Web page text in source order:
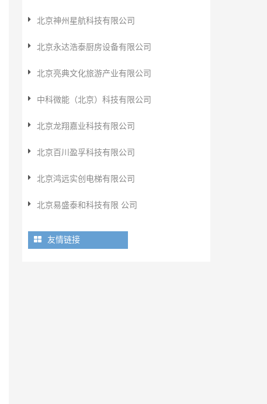
北京神州星航科技有限公司
北京永达浩泰厨房设备有限公司
北京亮典文化旅游产业有限公司
中科微能（北京）科技有限公司
北京龙翔嘉业科技有限公司
北京百川盈孚科技有限公司
北京鸿远实创电梯有限公司
北京易盛泰和科技有限 公司
友情链接